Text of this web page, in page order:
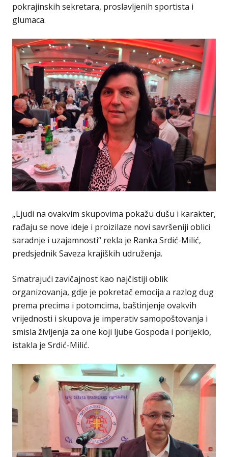
pokrajinskih sekretara, proslavljenih sportista i
glumaca.
„Ljudi na ovakvim skupovima pokažu dušu i karakter,
rađaju se nove ideje i proizilaze novi savršeniji oblici
saradnje i uzajamnosti“ rekla je Ranka Srdić-Milić,
predsjednik Saveza krajiških udruženja.
Smatrajući zavičajnost kao najčistiji oblik
organizovanja, gdje je pokretač emocija a razlog dug
prema precima i potomcima, baštinjenje ovakvih
vrijednosti i skupova je imperativ samopoštovanja i
smisla življenja za one koji ljube Gospoda i porijeklo,
istakla je Srdić-Milić.